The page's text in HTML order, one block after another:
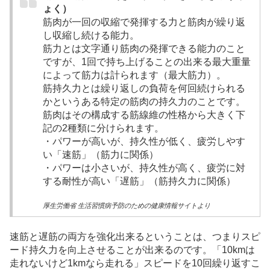
ょく）
筋肉が一回の収縮で発揮する力と筋肉が繰り返
し収縮し続ける能力。
筋力とは文字通り筋肉の発揮できる能力のこと
ですが、1回で持ち上げることの出来る最大重量
によって筋力は計られます（最大筋力）。
筋持久力とは繰り返しの負荷を何回続けられる
かというある特定の筋肉の持久力のことです。
筋肉はその構成する筋線維の性格から大きく下
記の2種類に分けられます。
・パワーが高いが、持久性が低く、疲労しやす
い「速筋」（筋力に関係）
・パワーは小さいが、持久性が高く、疲労に対
する耐性が高い「遅筋」（筋持久力に関係）
厚生労働省 生活習慣病予防のための健康情報サイトより
速筋と遅筋の両方を強化出来るということは、つまりスピ
ード持久力を向上させることが出来るのです。「10kmは
走れないけど1kmなら走れる」スピードを10回繰り返すこ